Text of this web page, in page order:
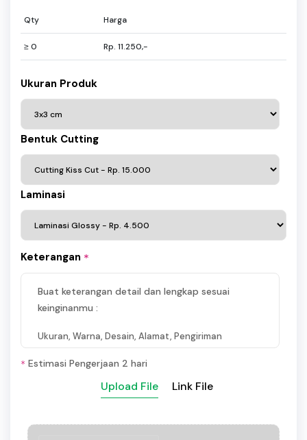
Qty Harga
≥ 0 Rp. 11.250,-
Ukuran Produk
Bentuk Cutting
Laminasi
Keterangan *
Buat keterangan detail dan lengkap sesuai
keinginanmu :
Ukuran, Warna, Desain, Alamat, Pengiriman
* Estimasi Pengerjaan 2 hari
Upload File Link File